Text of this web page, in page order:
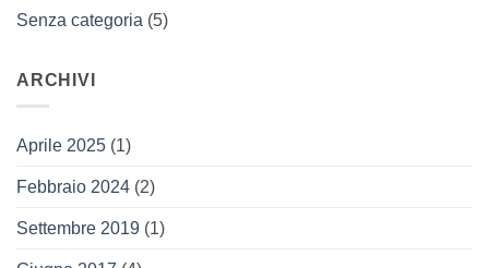
Senza categoria (5)
ARCHIVI
Aprile 2025 (1)
Febbraio 2024 (2)
Settembre 2019 (1)